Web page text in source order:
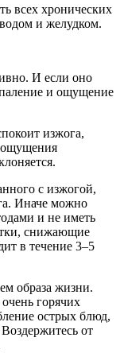
всех хронических
и желудком.
И если оно
и ощущение
изжога,
ощущения
с изжогой,
Иначе можно
и не иметь
снижающие
в течение 3–5
образа жизни.
горячих
острых блюд,
от